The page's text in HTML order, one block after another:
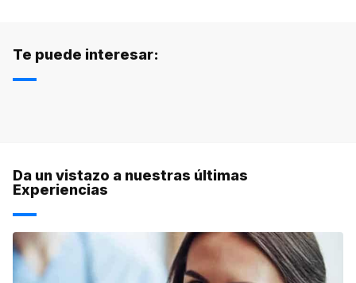
Te puede interesar:
Da un vistazo a nuestras últimas
Experiencias